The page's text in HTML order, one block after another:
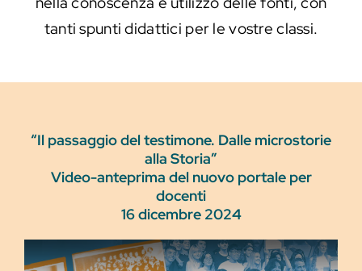
tanti spunti didattici per le vostre classi.
“Il passaggio del testimone. Dalle microstorie
alla Storia”
Video-anteprima del nuovo portale per
docenti
16 dicembre 2024